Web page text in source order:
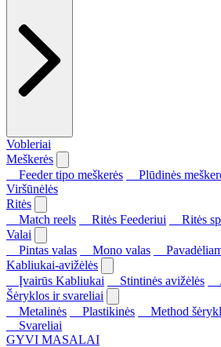
Vobleriai
Meškerės
Feeder tipo meškerės
Plūdinės
Viršūnėlės
Ritės
Match reels
Ritės Feederiui
Ritės
Valai
Pintas valas
Mono valas
Kabliukai-avižėlės
Įvairūs Kabliukai
Stintinės avižėlės
Šėryklos ir svareliai
Metalinės
Plastikinės Method
Svareliai
GYVI MASALAI